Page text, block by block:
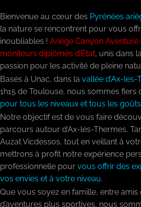
Bienvenue au cœur des Pyrénées
la nature se rencontrent pour vous
inoubliables ! Ariège Canyon
moniteurs diplômés d’État, unis dans
passion pour les activité de pleine
Basés à Unac, dans la vallée d’Ax-les-
1h15 de Toulouse, nous sommes fiers
pour tous les niveaux et tous les
Notre objectif est de vous faire
parcours autour d’Ax-les-Thermes,
Auzat Vicdessos, tout en veillant à
mettrons à profit notre expérience
professionnelle pour vous offrir des
vos envies et à votre niveau.
Que vous soyez en famille, entre
d’aventures plus sportives, nous